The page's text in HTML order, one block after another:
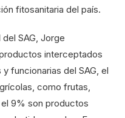
fitosanitaria del país.
SAG, Jorge
interceptados
funcionarias del SAG, el
como frutas,
9% son productos